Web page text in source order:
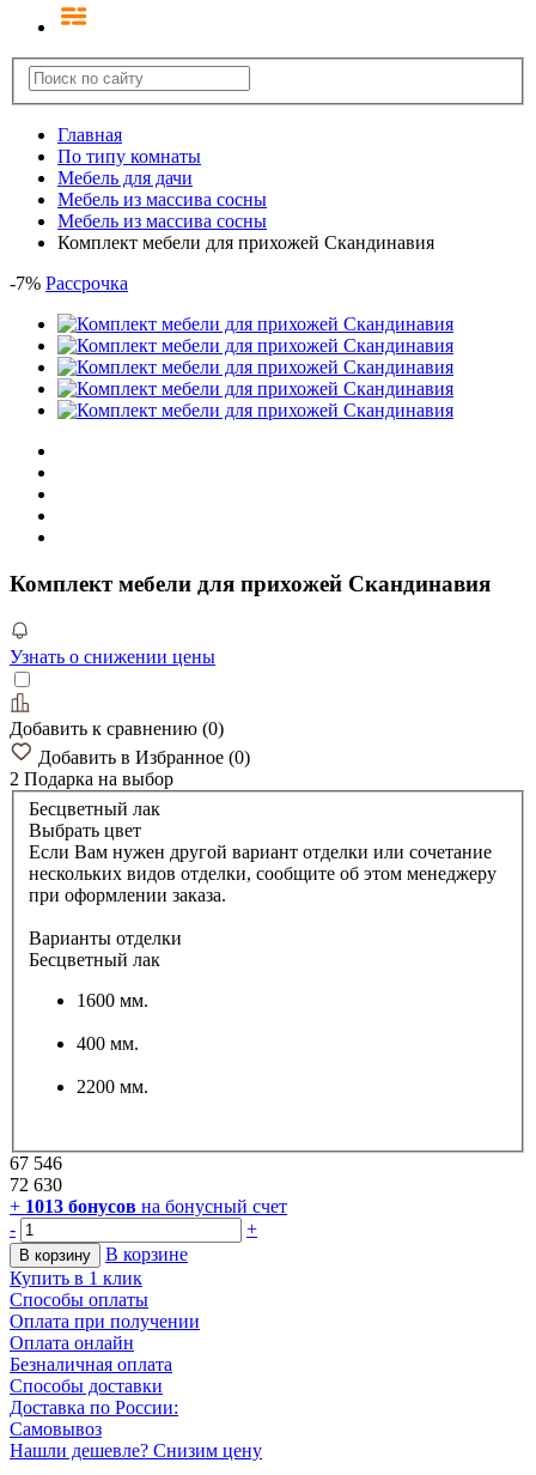
Главная
По типу комнаты
Мебель для дачи
Мебель из массива сосны
Мебель из массива сосны
Комплект мебели для прихожей Скандинавия
-7% Рассрочка
Комплект мебели для прихожей Скандинавия
Узнать о снижении цены
Добавить к сравнению (0)
Добавить в Избранное (0)
2 Подарка на выбор
Бесцветный лак
Выбрать цвет
Если Вам нужен другой вариант отделки или сочетание
нескольких видов отделки, сообщите об этом менеджеру
при оформлении заказа.
Варианты отделки
Бесцветный лак
1600 мм.
400 мм.
2200 мм.
67 546
72 630
+ 1013 бонусов на бонусный счет
-
+
В корзину
В корзине
Купить в 1 клик
Способы оплаты
Оплата при получении
Оплата онлайн
Безналичная оплата
Способы доставки
Доставка по России:
Самовывоз
Нашли дешевле? Снизим цену